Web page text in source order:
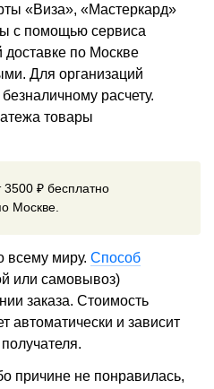
«Виза», «Мастеркард»
с помощью сервиса
по Москве
Для организаций
расчету.
товары
3500 ₽ бесплатно
Москве.
всему миру. Способ
или самовывоз)
заказа. Стоимость
автоматически и зависит
причине не понравилась,